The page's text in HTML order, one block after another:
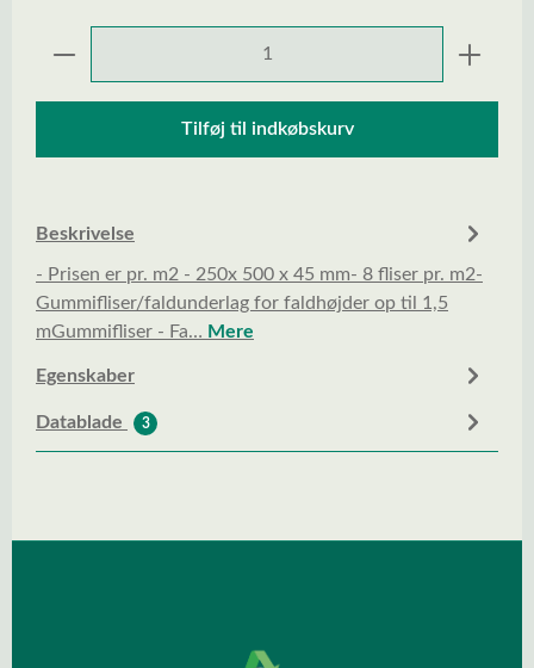
Produktmængde: Indtast den ønskede
Tilføj til indkøbskurv
Beskrivelse
- Prisen er pr. m2 - 250x 500 x 45 mm- 8 fliser pr. m2-
Gummifliser/faldunderlag for faldhøjder op til 1,5
mGummifliser - Fa… Mere
Egenskaber
Datablade 3